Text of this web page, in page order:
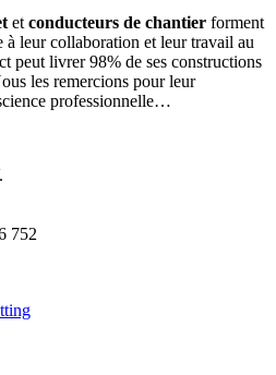
et conducteurs de chantier forment
à leur collaboration et leur travail au
peut livrer 98% de ses constructions
les remercions pour leur
professionnelle…
752